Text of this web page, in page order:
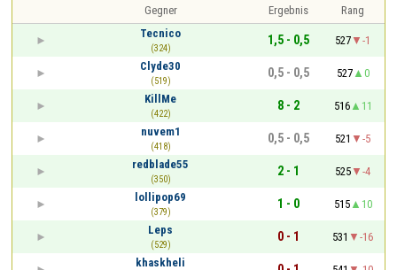
Gegner Ergebnis
Rang
Tecnico
(324)
1,5 - 0,5 527
-1
Clyde30
(519)
0,5 - 0,5 527
0
KillMe
(422)
8 - 2 516
11
nuvem1
(418)
0,5 - 0,5 521
-5
redblade55
(350)
2 - 1 525
-4
lollipop69
(379)
1 - 0 515
10
Leps
(529)
0 - 1 531
-16
khaskheli